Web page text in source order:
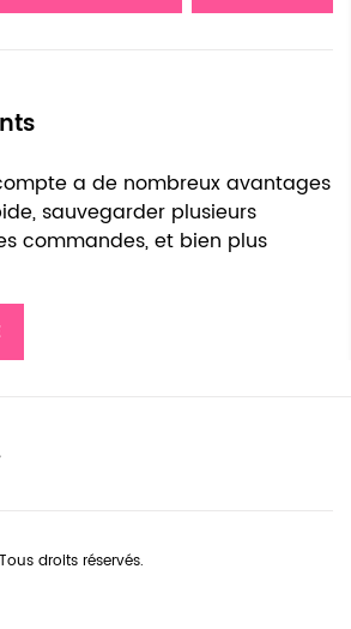
a de nombreux avantages
sauvegarder plusieurs
commandes, et bien plus
droits réservés.